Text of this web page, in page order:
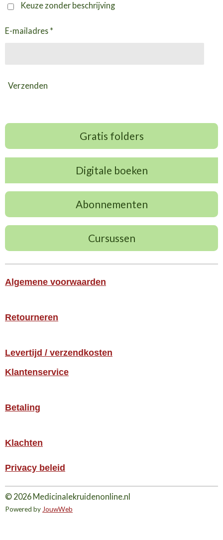
Keuze zonder beschrijving
E-mailadres *
Verzenden
Gratis folders
Digitale boeken
Abonnementen
Cursussen
Algemene voorwaarden
Retourneren
Levertijd / verzendkosten
Klantenservice
Betaling
Klachten
Privacy beleid
© 2026 Medicinalekruidenonline.nl
Powered by JouwWeb